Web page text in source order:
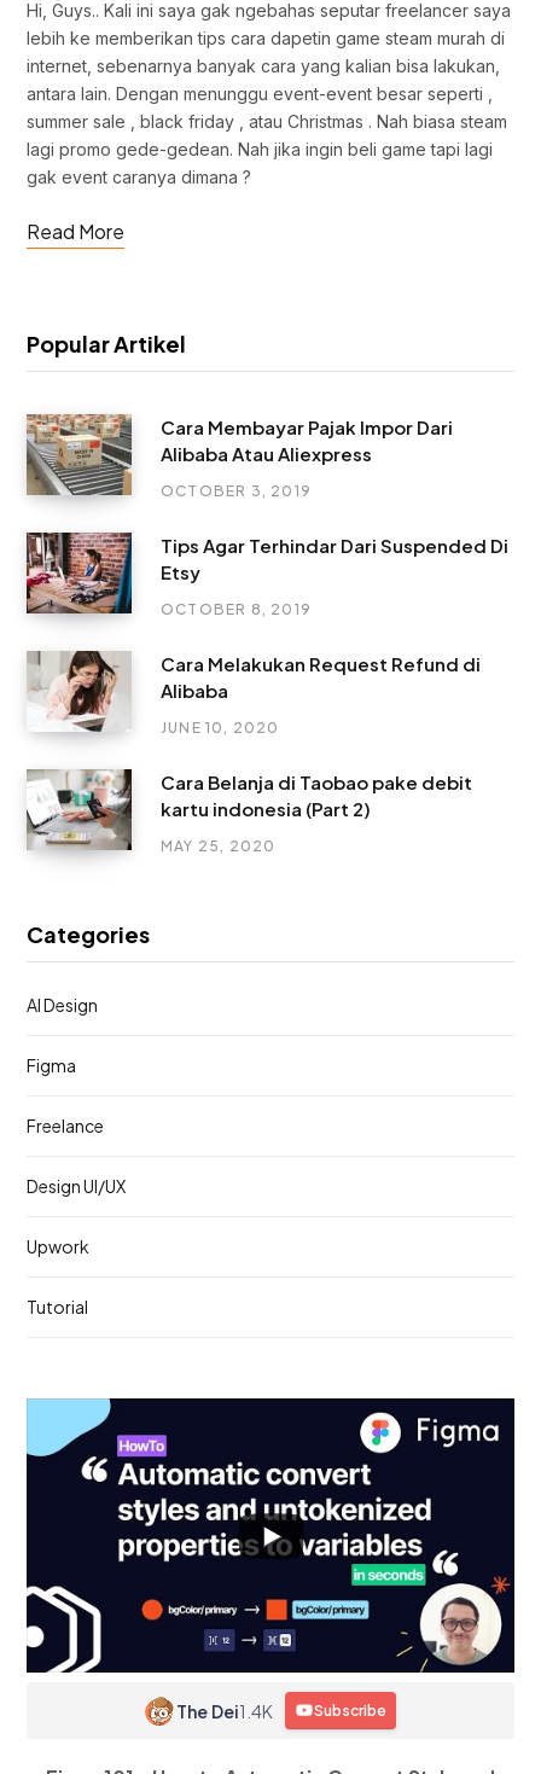
Hi, Guys.. Kali ini saya gak ngebahas seputar freelancer saya
lebih ke memberikan tips cara dapetin game steam murah di
internet, sebenarnya banyak cara yang kalian bisa lakukan,
antara lain. Dengan menunggu event-event besar seperti ,
summer sale , black friday , atau Christmas . Nah biasa steam
lagi promo gede-gedean. Nah jika ingin beli game tapi lagi
gak event caranya dimana ?
Read More
Popular Artikel
Cara Membayar Pajak Impor Dari
Alibaba Atau Aliexpress
OCTOBER 3, 2019
Tips Agar Terhindar Dari Suspended Di
Etsy
OCTOBER 8, 2019
Cara Melakukan Request Refund di
Alibaba
JUNE 10, 2020
Cara Belanja di Taobao pake debit
kartu indonesia (Part 2)
MAY 25, 2020
Categories
AI Design
Figma
Freelance
Design UI/UX
Upwork
Tutorial
The Dei1.4K Subscribe